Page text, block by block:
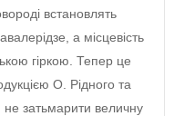
встановлять
а місцевість
гіркою. Тепер це
О. Рідного та
затьмарити величну